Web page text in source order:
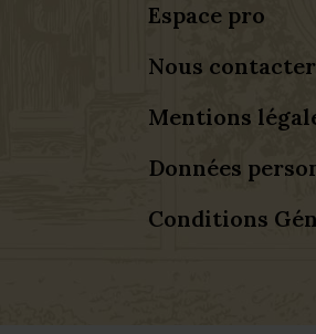
Espace pro
Nous contacter
Mentions
Données
Conditions